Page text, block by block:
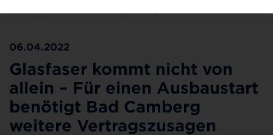
06.04.2022
Glasfaser kommt nicht von
allein – Für einen Ausbaustart
benötigt Bad Camberg
weitere Vertragszusagen